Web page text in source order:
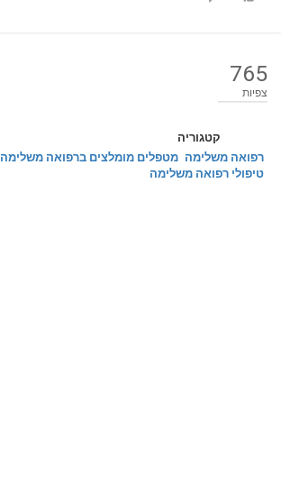
765
צפיות
קטגוריה
רפואה משלימה מטפלים מומלצים ברפואה משלימה
טיפולי רפואה משלימה